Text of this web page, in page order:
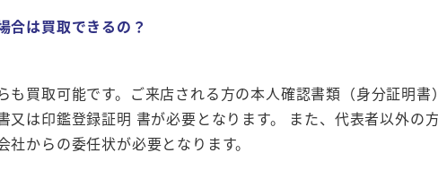
合は買取できるの？
も買取可能です。ご来店される方の本人確認書類（身分証明
又は印鑑登録証明 書が必要となります。 また、代表者以外の
社からの委任状が必要となります。